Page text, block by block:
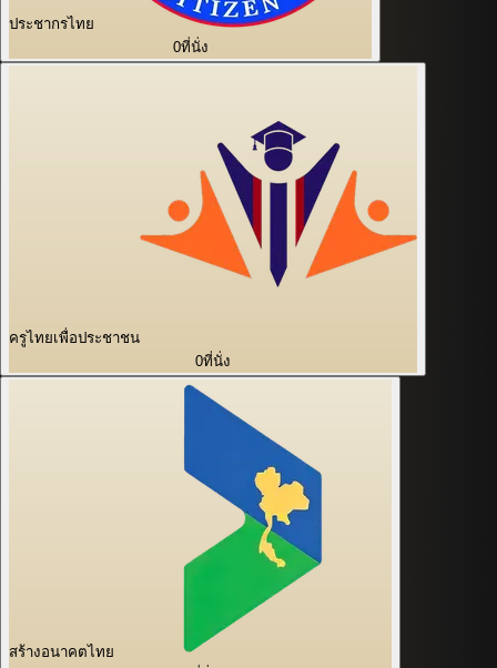
ประชากรไทย
0ที่นั่ง
ครูไทยเพื่อประชาชน
0ที่นั่ง
สร้างอนาคตไทย